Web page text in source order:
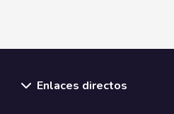
Enlaces directos